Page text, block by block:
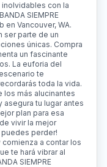
con la
SIEMPRE
en Vancouver, WA.
ser parte de un
únicas. Compra
un fascinante
La euforia del
te
toda la vida.
los más alucinantes
tu lugar antes
plan para esa
vivir la mejor
puedes perder!
a contar los
te hará vibrar al
SIEMPRE